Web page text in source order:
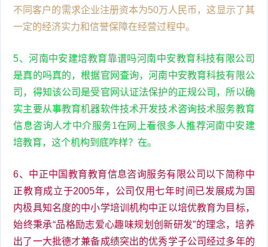
不同客户的需求企业注册资本为50万人民币，这显示了其
一定的经济实力和信誉保障在经营过程中。
5、河南中安建培教育靠谱吗河南中安教育科技有限公司
是真的吗真的，根据官网查询，河南中安教育科技有限公
司，得知该公司是受官网认证法保护的正规公司，所以确
实主要从事教育机器软件技术开发技术咨询技术服务教育
信息咨询人才中介服务1在网上看很多人推荐河南中安建
培教育，这个机构到底咋样？在。
6、中正中国教育教育信息咨询服务有限公司以下简称中
正教育成立于2005年，公司仅用七年时间已发展成为国
内极具知名度的中小学培训机构中正以培优教育为目标，
始终秉承“品格励志爱心趣味规划创新研发”的理念，培养
出了一大批德才兼备成绩突出的优秀学子公司经过多年的